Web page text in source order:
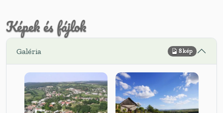
Képek és fájlok
Galéria 8 kép